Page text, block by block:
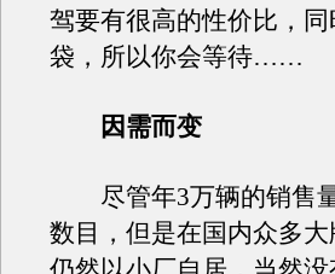
驾要有很高的性价比，
袋，所以你会等待……
因需而变
尽管年3万辆的销售量
数目，但是在国内众多